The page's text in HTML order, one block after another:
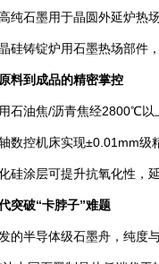
高纯石墨用于晶圆外延炉热
晶硅铸锭炉用石墨热场部件
料到成品的精密掌控
石油焦/沥青焦经2800℃以
轴数控机床实现±0.01mm级
化硅涂层可提升抗氧化性，
突破“卡脖子”难题
的半导体级石墨舟，纯度